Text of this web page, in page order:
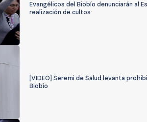
Evangélicos del Biobío denunciarán al
realización de cultos
[VIDEO] Seremi de Salud levanta
Biobío